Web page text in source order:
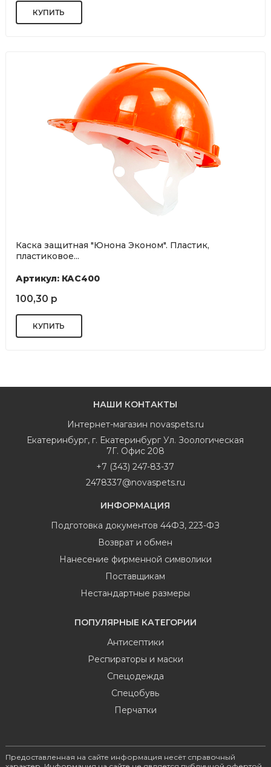
Каска защитная "Юнона Эконом". Пластик,
пластиковое...
Артикул: КАС400
100,30 р
НАШИ КОНТАКТЫ
Интернет-магазин novaspets.ru
Екатеринбург, г. Екатеринбург Ул. Зоологическая
7Г. Офис 208
+7 (343) 247-83-37
2478337@novaspets.ru
ИНФОРМАЦИЯ
Подготовка документов 44ФЗ, 223-ФЗ
Возврат и обмен
Нанесение фирменной символики
Поставщикам
Нестандартные размеры
ПОПУЛЯРНЫЕ КАТЕГОРИИ
Антисептики
Респираторы и маски
Спецодежда
Спецобувь
Перчатки
Предоставленная на сайте информация несёт справочный